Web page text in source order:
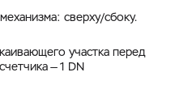
сверху/сбоку.
участка перед
— 1 DN